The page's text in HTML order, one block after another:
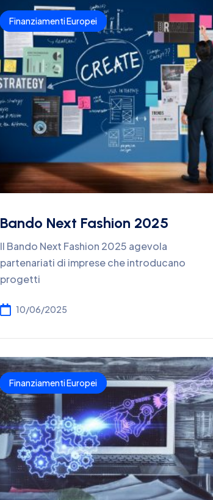
Finanziamenti Europei
Bando Next Fashion 2025
Il Bando Next Fashion 2025 agevola
partenariati di imprese che introducano
progetti
10/06/2025
Finanziamenti Europei